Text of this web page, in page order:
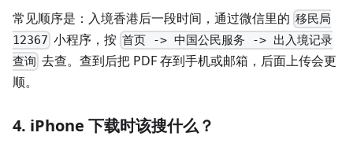
常见顺序是：入境香港后一段时间，通过微信里的 移民局
12367 小程序，按 首页 -> 中国公民服务 -> 出入境记录
查询 去查。查到后把 PDF 存到手机或邮箱，后面上传会更
顺。
4. iPhone 下载时该搜什么？